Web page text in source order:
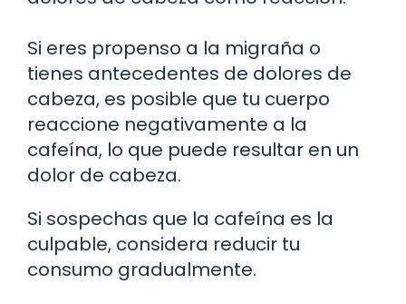
Si eres propenso a la migraña o
tienes antecedentes de dolores de
cabeza, es posible que tu cuerpo
reaccione negativamente a la
cafeína, lo que puede resultar en un
dolor de cabeza.
Si sospechas que la cafeína es la
culpable, considera reducir tu
consumo gradualmente.